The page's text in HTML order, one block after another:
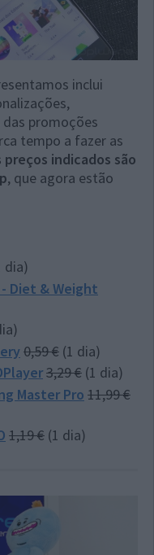
inclui
promoções
tempo a fazer as
preços indicados são
, que agora estão
dia)
Diet & Weight
0,59 € (1 dia)
3,29 € (1 dia)
Master Pro 11,99 €
1,19 € (1 dia)